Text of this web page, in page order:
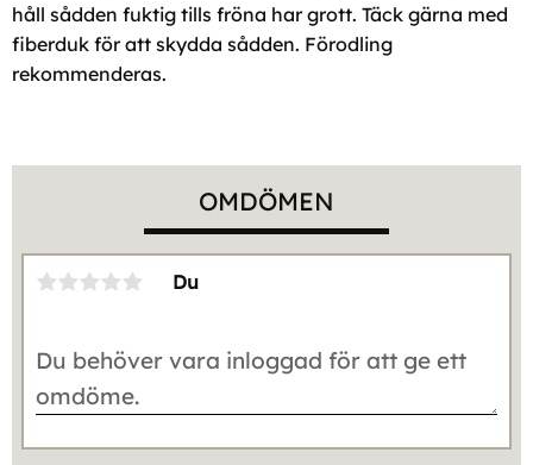
håll sådden fuktig tills fröna har grott. Täck gärna med
fiberduk för att skydda sådden. Förodling
rekommenderas.
OMDÖMEN
Du